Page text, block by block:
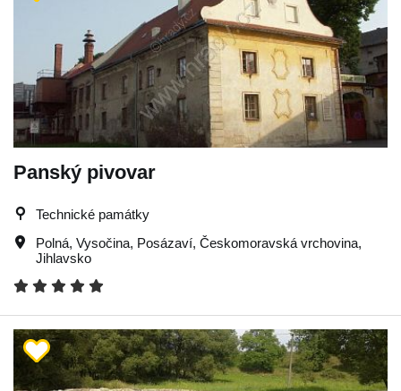
Panský pivovar
Technické památky
Polná, Vysočina, Posázaví, Českomoravská vrchovina,
Jihlavsko